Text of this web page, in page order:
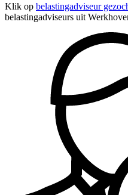
Klik op belastingadviseur
belastingadviseurs uit